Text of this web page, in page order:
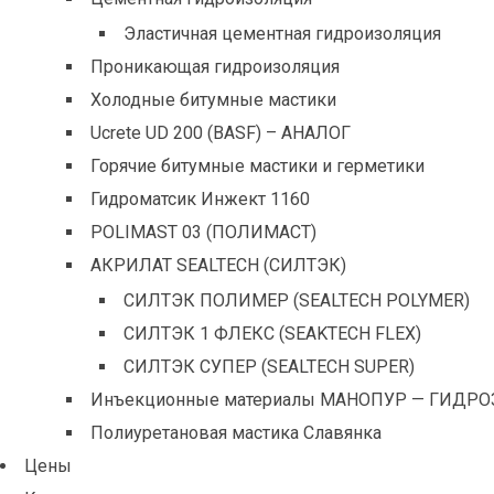
Эластичная цементная гидроизоляция
Проникающая гидроизоляция
Холодные битумные мастики
Ucrete UD 200 (BASF) – АНАЛОГ
Горячие битумные мастики и герметики
Гидроматсик Инжект 1160
POLIMAST 03 (ПОЛИМАСТ)
АКРИЛАТ SEALTECH (СИЛТЭК)
СИЛТЭК ПОЛИМЕР (SEALTECH POLYMER)
СИЛТЭК 1 ФЛЕКС (SEAKTECH FLEX)
СИЛТЭК СУПЕР (SEALTECH SUPER)
Инъекционные материалы МАНОПУР —
Полиуретановая мастика Славянка
Цены